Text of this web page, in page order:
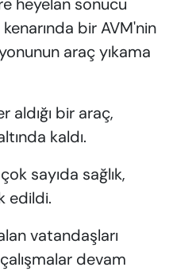
heyelan sonucu
bir AVM'nin
araç yıkama
aldığı bir araç,
kaldı.
sayıda sağlık,
edildi.
vatandaşları
devam